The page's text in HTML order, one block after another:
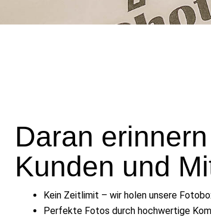
Daran
Kunden und
Kein Zeitlimit – wir holen unsere
Perfekte Fotos durch hochwertige